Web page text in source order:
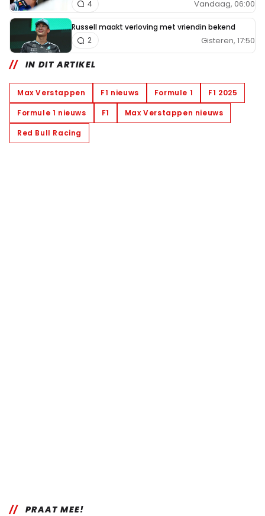
Vandaag, 06:00
4
Russell maakt verloving met vriendin bekend
Gisteren, 17:50
2
IN DIT ARTIKEL
Max Verstappen F1 nieuws Formule 1
F1 2025
Formule 1 nieuws
F1
Max Verstappen nieuws
Red Bull Racing
PRAAT MEE!